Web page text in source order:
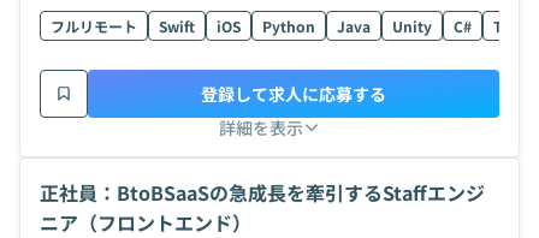
フルリモート Swift iOS Python Java Unity C#
詳細を表示
登録して求人に応募する
正社員：BtoBSaaSの急成長を牽引するStaffエンジ
ニア（フロントエンド）